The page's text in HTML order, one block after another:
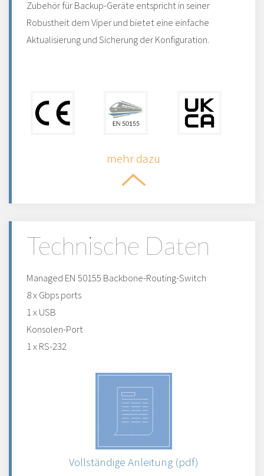
Zubehör für Backup-Geräte entspricht in seiner
Robustheit dem Viper und bietet eine einfache
Aktualisierung und Sicherung der Konfiguration.
mehr dazu
Technische Daten
Managed EN 50155 Backbone-Routing-Switch
8 x Gbps ports
1 x USB
Konsolen-Port
1 x RS-232
Vollständige Anleitung (pdf)